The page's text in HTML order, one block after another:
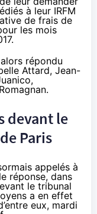
à leur IRFM
de frais de
les mois
répondu
Attard, Jean-
devant le
Paris
appelés à
réponse, dans
le tribunal
a en effet
eux, mardi